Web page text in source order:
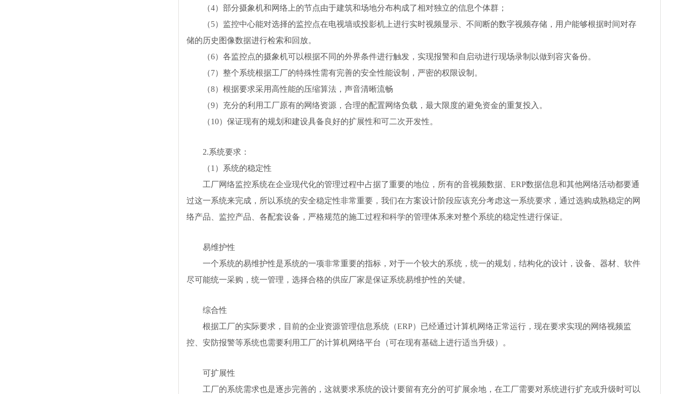
（4）部分摄象机和网络上的节点由于建筑和场地分布构成了相对独立的信息个体群；
（5）监控中心能对选择的监控点在电视墙或投影机上进行实时视频显示、不间断的数字视频存储，用户能够根据时间对存
储的历史图像数据进行检索和回放。
（6）各监控点的摄象机可以根据不同的外界条件进行触发，实现报警和自启动进行现场录制以做到容灾备份。
（7）整个系统根据工厂的特殊性需有完善的安全性能设制，严密的权限设制。
（8）根据要求采用高性能的压缩算法，声音清晰流畅
（9）充分的利用工厂原有的网络资源，合理的配置网络负载，最大限度的避免资金的重复投入。
（10）保证现有的规划和建设具备良好的扩展性和可二次开发性。
2.系统要求：
（1）系统的稳定性
工厂网络监控系统在企业现代化的管理过程中占据了重要的地位，所有的音视频数据、ERP数据信息和其他网络活动都要通
过这一系统来完成，所以系统的安全稳定性非常重要，我们在方案设计阶段应该充分考虑这一系统要求，通过选购成熟稳定的网
络产品、监控产品、各配套设备，严格规范的施工过程和科学的管理体系来对整个系统的稳定性进行保证。
易维护性
一个系统的易维护性是系统的一项非常重要的指标，对于一个较大的系统，统一的规划，结构化的设计，设备、器材、软件
尽可能统一采购，统一管理，选择合格的供应厂家是保证系统易维护性的关键。
综合性
根据工厂的实际要求，目前的企业资源管理信息系统（ERP）已经通过计算机网络正常运行，现在要求实现的网络视频监
控、安防报警等系统也需要利用工厂的计算机网络平台（可在现有基础上进行适当升级）。
可扩展性
工厂的系统需求也是逐步完善的，这就要求系统的设计要留有充分的可扩展余地，在工厂需要对系统进行扩充或升级时可以